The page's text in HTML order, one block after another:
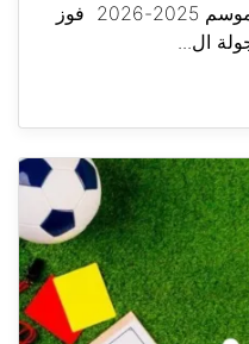
الأنصار بطلًا للدوري اللبناني للموسم 2025-2026 فوز